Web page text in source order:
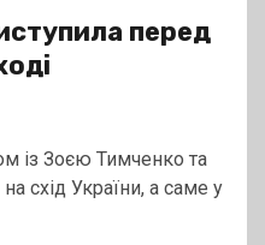
перед
із Зоєю Тимченко та
схід України, а саме у